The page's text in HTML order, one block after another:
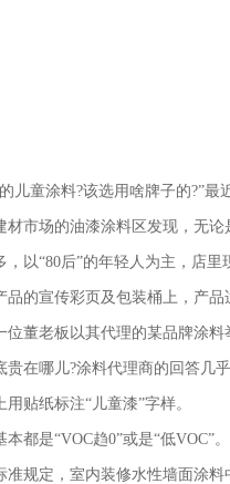
儿童涂料?该选用啥牌子的?”
市场的油漆涂料区发现，无
以“80后”的年轻人为主，店里
的宣传彩页及包装桶上，产
董老板以其代理的某品牌涂
在哪儿?涂料代理商的回答几
贴纸标注“儿童漆”字样。
都是“VOC趋0”或是“低
规定，室内装修水性墙面涂料